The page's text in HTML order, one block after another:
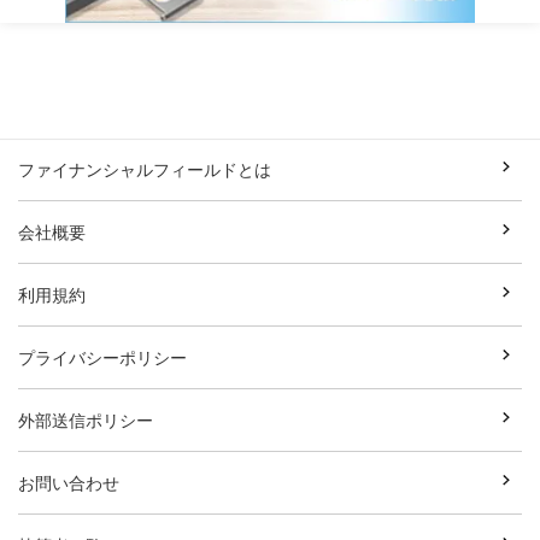
ファイナンシャルフィールドとは
会社概要
利用規約
プライバシーポリシー
外部送信ポリシー
お問い合わせ